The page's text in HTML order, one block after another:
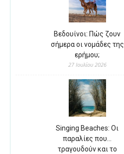
Βεδουίνοι: Πώς ζουν
σήμερα οι νομάδες της
ερήμου;
27 Ιουλίου 2026
Singing Beaches: Οι
παραλίες που…
τραγουδούν και το